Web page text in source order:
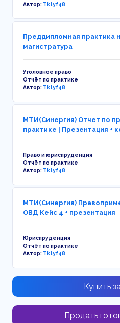
Автор: Tktyf48
Преддипломная практика
магистратура
Уголовное право
Отчёт по практике
Автор: Tktyf48
МТИ(Синергия) Отчет по
практике | Презентация +
Право и юриспруденция
Отчёт по практике
Автор: Tktyf48
МТИ(Синергия)
ОВД Кейс 4 + презентация
Юриспруденция
Отчёт по практике
Автор: Tktyf48
Купить
Продать